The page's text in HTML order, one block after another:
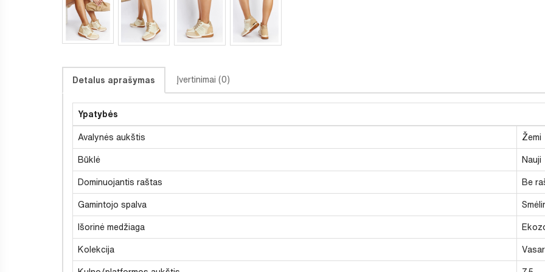
Detalus aprašymas Įvertinimai (0)
Ypatybės
Avalynės aukštis Žemi
Būklė Nauji
Dominuojantis raštas Be
Gamintojo spalva
Išorinė medžiaga
Kolekcija